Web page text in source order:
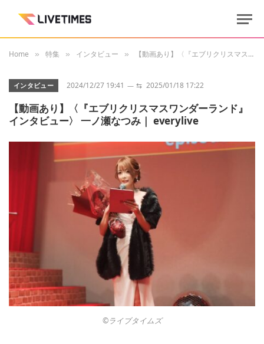
Home » 特集 » インタビュー » 【動画あり】〈『エブリクリスマスワンダーランド』インタビュー〉 一ノ瀬なつみ｜ everylive
インタビュー 2024/12/27 19:41 ⇆ 2025/01/18 17:22
【動画あり】〈『エブリクリスマスワンダーランド』
インタビュー〉 一ノ瀬なつみ｜ everylive
©︎ライブタイムズ